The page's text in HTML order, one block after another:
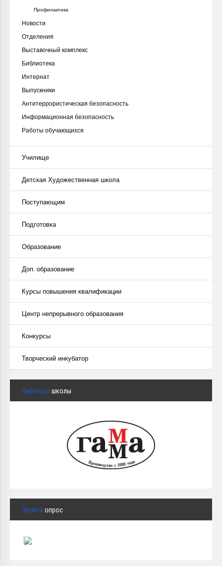
Профилактика
Новости
Отделения
Выставочный комплекс
Библиотека
Интернат
Выпускники
Антитеррористическая безопасность
Информационная безопасность
Работы обучающихся
Училище
Детская Художественная школа
Поступающим
Подготовка
Образование
Доп. образование
Курсы повышения квалификации
Центр непрерывного образования
Конкурсы
Творческий инкубатор
Партнёры школы
Пройти опрос